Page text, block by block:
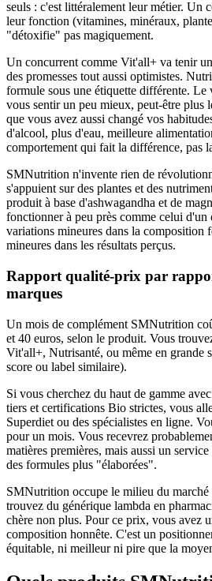
seuls : c'est littéralement leur métier. Un
leur fonction (vitamines, minéraux,
"détoxifie" pas magiquement.
Un concurrent comme Vit'all+ va tenir
des promesses tout aussi optimistes.
formule sous une étiquette différente. Le
vous sentir un peu mieux, peut-être plus
que vous avez aussi changé vos
d'alcool, plus d'eau, meilleure
comportement qui fait la différence, pas
SMNutrition n'invente rien de
s'appuient sur des plantes et des
produit à base d'ashwagandha et de
fonctionner à peu près comme celui
variations mineures dans la composition
mineures dans les résultats perçus.
Rapport qualité-prix par
marques
Un mois de complément SMNutrition
et 40 euros, selon le produit. Vous
Vit'all+, Nutrisanté, ou même en grande
score ou label similaire).
Si vous cherchez du haut de gamme
tiers et certifications Bio strictes, vous
Superdiet ou des spécialistes en ligne.
pour un mois. Vous recevrez
matières premières, mais aussi un
des formules plus "élaborées".
SMNutrition occupe le milieu du marché
trouvez du générique lambda en
chère non plus. Pour ce prix, vous avez
composition honnête. C'est un
équitable, ni meilleur ni pire que la